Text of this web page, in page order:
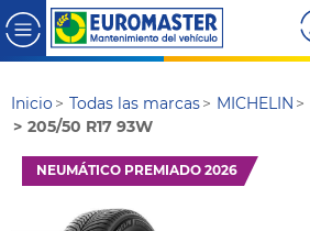
Inicio Todas las marcas MICHELIN
205/50 R17 93W
NEUMÁTICO PREMIADO 2026